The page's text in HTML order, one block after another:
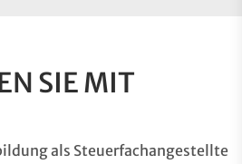
SIE MIT
als Steuerfachangestellte